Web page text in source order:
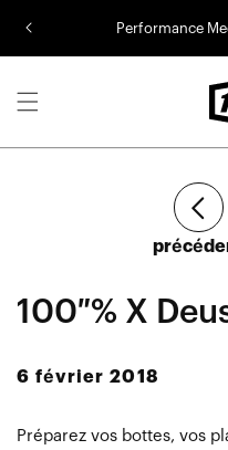
Performance
100 % X
6 février 2018
Article
Préparez vos bottes, vos